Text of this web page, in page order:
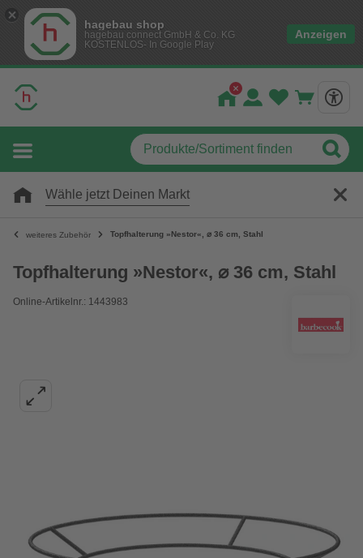
hagebau shop
hagebau connect GmbH & Co. KG
KOSTENLOS- In Google Play
Anzeigen
Wähle jetzt Deinen Markt
weiteres Zubehör Topfhalterung »Nestor«, ⌀ 36 cm, Stahl
Topfhalterung »Nestor«, ⌀ 36 cm, Stahl
Online-Artikelnr.: 1443983